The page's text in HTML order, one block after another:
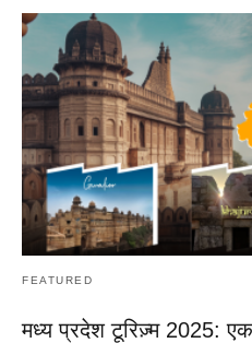
FEATURED
मध्य प्रदेश टूरिज़्म 2025: